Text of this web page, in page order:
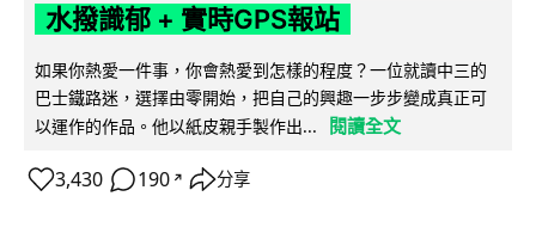
水撥識郁 + 實時GPS報站
如果你熱愛一件事，你會熱愛到怎樣的程度？一位就讀中三的
巴士鐵路迷，選擇由零開始，把自己的興趣一步步變成真正可
以運作的作品。他以紙皮親手製作出...
閱讀全文
3,430 190 ↗ 分享